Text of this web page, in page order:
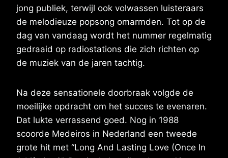
jong publiek, terwijl ook volwassen luisteraars
de melodieuze popsong omarmden. Tot op de
dag van vandaag wordt het nummer regelmatig
gedraaid op radiostations die zich richten op
de muziek van de jaren tachtig.
Na deze sensationele doorbraak volgde de
moeilijke opdracht om het succes te evenaren.
Dat lukte verrassend goed. Nog in 1988
scoorde Medeiros in Nederland een tweede
grote hit met “Long And Lasting Love (Once In